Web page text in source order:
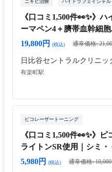
《口コミ1,500件👀✨》
ーマペン4＋臍帯血幹細
19,800円
(税込) 通常価格:
日比谷セントラルクリニッ
有楽町駅
ピコレーザートーニング
《口コミ1,500件👀✨》
ライトンSR使用｜シミ
5,980円
(税込) 通常価格: